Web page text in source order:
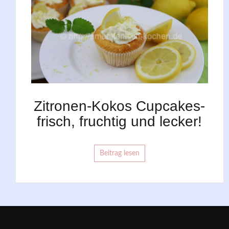
Zitronen-Kokos Cupcakes-
frisch, fruchtig und lecker!
Beitrag lesen